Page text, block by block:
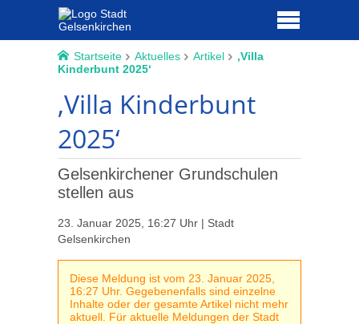
Startseite Aktuelles Artikel
‚Villa
Kinderbunt 2025‘
‚Villa Kinderbunt
2025‘
Gelsenkirchener Grundschulen
stellen aus
23. Januar 2025, 16:27 Uhr | Stadt
Gelsenkirchen
Diese Meldung ist vom 23. Januar 2025,
16:27 Uhr. Gegebenenfalls sind einzelne
Inhalte oder der gesamte Artikel nicht mehr
aktuell. Für aktuelle Meldungen der Stadt